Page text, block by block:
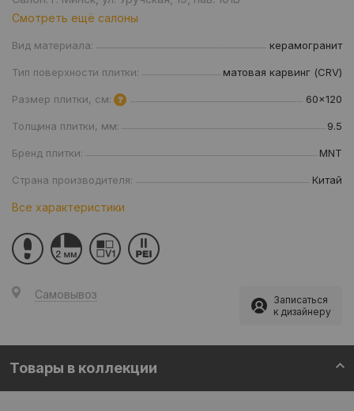
Смотреть ещё салоны
Вид материала: керамогранит
Тип поверхности плитки: матовая карвинг (CRV)
Размер плитки, см: 60x120
Толщина плитки, мм: 9.5
Бренд плитки: MNT
Страна производителя: Китай
Все характеристики
Самовывоз
Записаться
к дизайнеру
Товары в коллекции